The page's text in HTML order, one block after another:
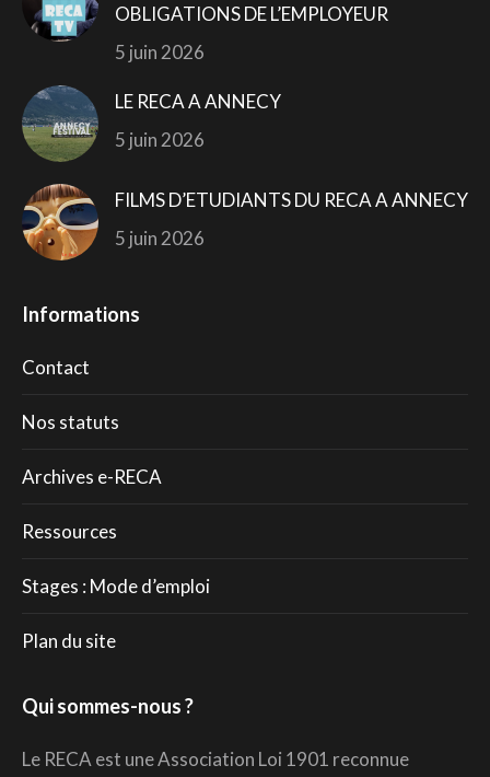
OBLIGATIONS DE L’EMPLOYEUR
5 juin 2026
LE RECA A ANNECY
5 juin 2026
FILMS D’ETUDIANTS DU RECA A ANNECY
5 juin 2026
Informations
Contact
Nos statuts
Archives e-RECA
Ressources
Stages : Mode d’emploi
Plan du site
Qui sommes-nous ?
Le RECA est une Association Loi 1901 reconnue